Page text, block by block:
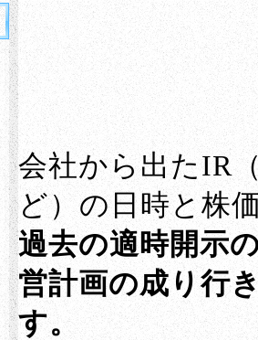
会社から出たIR
ど）の日時と株
過去の適時開示
営計画の成り行
す。